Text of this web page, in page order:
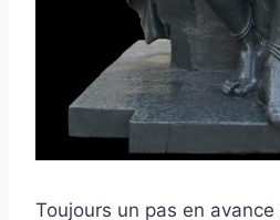
Toujours un pas en